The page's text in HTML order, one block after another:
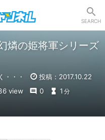
SEARCH
の姫将軍シリーズ
・・・
投稿：2017.10.22
view 0 1 分